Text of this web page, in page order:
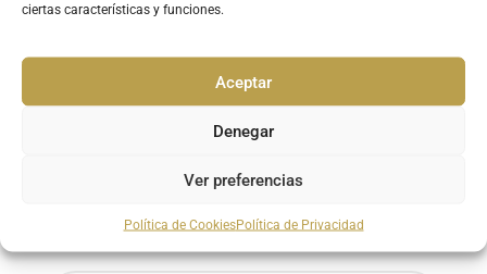
ciertas características y funciones.
Aceptar
Denegar
Ver preferencias
Política de CookiesPolítica de Privacidad